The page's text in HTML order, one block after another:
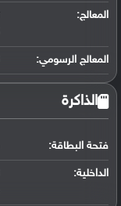
المعالج:
المعالج الرسومي:
الذاكرة
فتحة البطاقة:
الداخلية: